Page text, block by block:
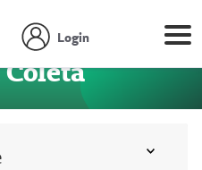
Login